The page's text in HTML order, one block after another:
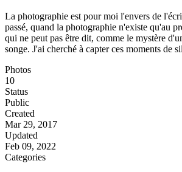
La photographie est pour moi l'envers de
passé, quand la photographie n'existe qu'au
qui ne peut pas être dit, comme le mystère
songe. J'ai cherché à capter ces moments de
Photos
10
Status
Public
Created
Mar 29, 2017
Updated
Feb 09, 2022
Categories